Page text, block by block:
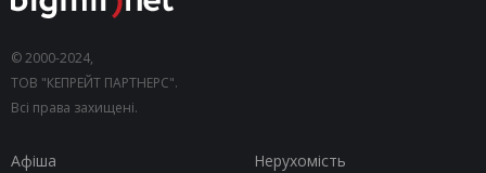
© 2000-2024,
ТОВ "КЕПРЕЙТ ПАРТНЕРС".
Всі права захищені.
Афіша
Нерухомість